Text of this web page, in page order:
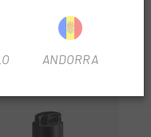
ANDORRA